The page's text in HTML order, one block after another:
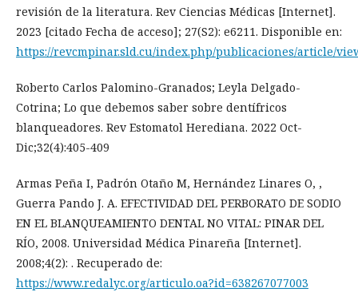
revisión de la literatura. Rev Ciencias Médicas [Internet].
2023 [citado Fecha de acceso]; 27(S2): e6211. Disponible en:
https://revcmpinar.sld.cu/index.php/publicaciones/article/
Roberto Carlos Palomino-Granados; Leyla Delgado-
Cotrina; Lo que debemos saber sobre dentífricos
blanqueadores. Rev Estomatol Herediana. 2022 Oct-
Dic;32(4):405-409
Armas Peña I, Padrón Otaño M, Hernández Linares O, ,
Guerra Pando J. A. EFECTIVIDAD DEL PERBORATO DE SODIO
EN EL BLANQUEAMIENTO DENTAL NO VITAL: PINAR DEL
RÍO, 2008. Universidad Médica Pinareña [Internet].
2008;4(2): . Recuperado de:
https://www.redalyc.org/articulo.oa?id=638267077003